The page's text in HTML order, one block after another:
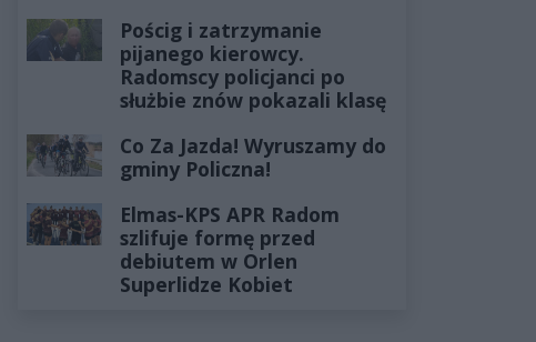
Pościg i zatrzymanie
pijanego kierowcy.
Radomscy policjanci po
służbie znów pokazali klasę
Co Za Jazda! Wyruszamy do
gminy Policzna!
Elmas-KPS APR Radom
szlifuje formę przed
debiutem w Orlen
Superlidze Kobiet